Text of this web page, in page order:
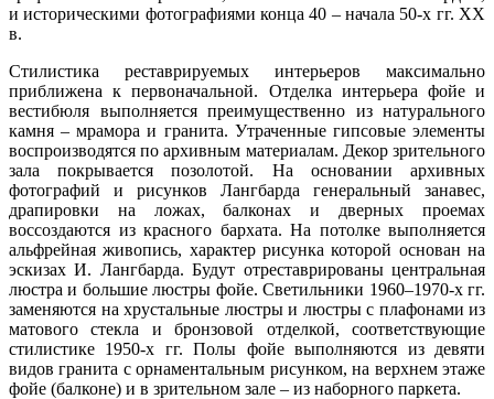
и историческими фотографиями конца 40 – начала 50-х гг. ХХ
в.
Стилистика реставрируемых интерьеров максимально
приближена к первоначальной. Отделка интерьера фойе и
вестибюля выполняется преимущественно из натурального
камня – мрамора и гранита. Утраченные гипсовые элементы
воспроизводятся по архивным материалам. Декор зрительного
зала покрывается позолотой. На основании архивных
фотографий и рисунков Лангбарда генеральный занавес,
драпировки на ложах, балконах и дверных проемах
воссоздаются из красного бархата. На потолке выполняется
альфрейная живопись, характер рисунка которой основан на
эскизах И. Лангбарда. Будут отреставрированы центральная
люстра и большие люстры фойе. Светильники 1960–1970-х гг.
заменяются на хрустальные люстры и люстры с плафонами из
матового стекла и бронзовой отделкой, соответствующие
стилистике 1950-х гг. Полы фойе выполняются из девяти
видов гранита с орнаментальным рисунком, на верхнем этаже
фойе (балконе) и в зрительном зале – из наборного паркета.